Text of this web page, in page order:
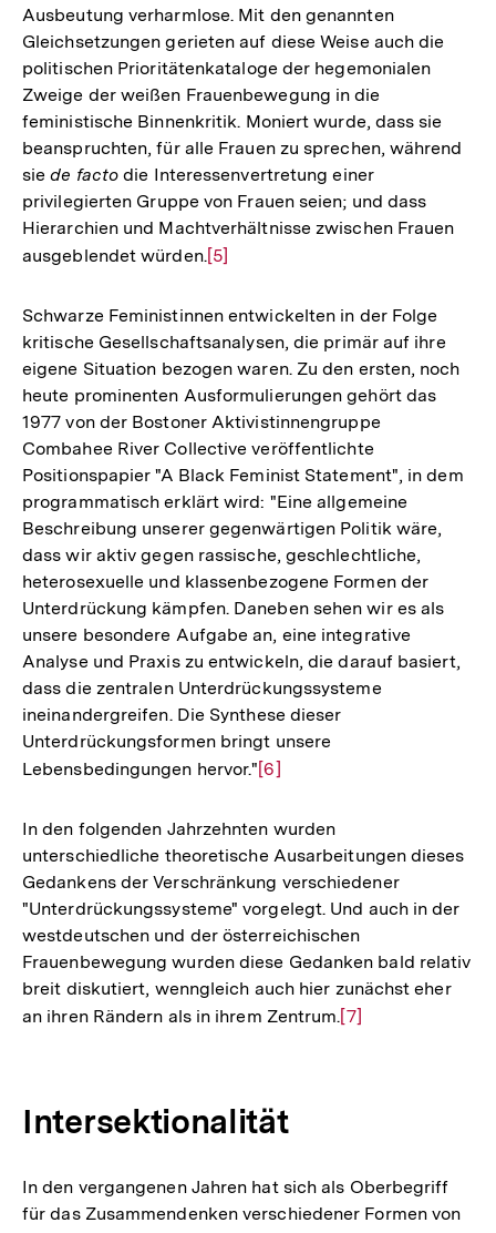
Ausbeutung verharmlose. Mit den genannten
Gleichsetzungen gerieten auf diese Weise auch die
politischen Prioritätenkataloge der hegemonialen
Zweige der weißen Frauenbewegung in die
feministische Binnenkritik. Moniert wurde, dass sie
beanspruchten, für alle Frauen zu sprechen, während
siede facto die Interessenvertretung einer
privilegierten Gruppe von Frauen seien; und dass
Hierarchien und Machtverhältnisse zwischen Frauen
ausgeblendet würden.Zur
der
Fußnote
[5]
Schwarze Feministinnen entwickelten in der Folge
kritische Gesellschaftsanalysen, die primär auf ihre
eigene Situation bezogen waren. Zu den ersten, noch
heute prominenten Ausformulierungen gehört das
1977 von der Bostoner Aktivistinnengruppe
Combahee River Collective veröffentlichte
Positionspapier "A Black Feminist Statement", in dem
programmatisch erklärt wird: "Eine allgemeine
Beschreibung unserer gegenwärtigen Politik wäre,
dass wir aktiv gegen rassische, geschlechtliche,
heterosexuelle und klassenbezogene Formen der
Unterdrückung kämpfen. Daneben sehen wir es als
unsere besondere Aufgabe an, eine integrative
Analyse und Praxis zu entwickeln, die darauf basiert,
dass die zentralen Unterdrückungssysteme
ineinandergreifen. Die Synthese dieser
Unterdrückungsformen bringt unsere
Lebensbedingungen hervor."Zur
der
Fußnote
[6]
In den folgenden Jahrzehnten wurden
unterschiedliche theoretische Ausarbeitungen dieses
Gedankens der Verschränkung verschiedener
"Unterdrückungssysteme" vorgelegt. Und auch in der
westdeutschen und der österreichischen
Frauenbewegung wurden diese Gedanken bald relativ
breit diskutiert, wenngleich auch hier zunächst eher
an ihren Rändern als in ihrem Zentrum.Zur
[7]
Intersektionalität
In den vergangenen Jahren hat sich als Oberbegriff
für das Zusammendenken verschiedener Formen von